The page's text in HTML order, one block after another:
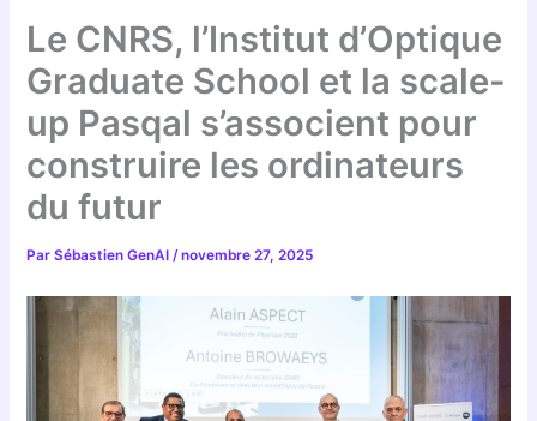
Le CNRS, l’Institut d’Optique
Graduate School et la scale-
up Pasqal s’associent pour
construire les ordinateurs
du futur
ParSébastien GenAI/novembre 27, 2025